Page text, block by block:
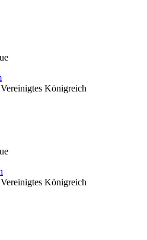
Vereinigtes Königreich
Vereinigtes Königreich